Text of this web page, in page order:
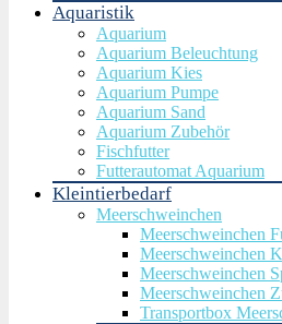
Aquaristik
Aquarium
Aquarium Beleuchtung
Aquarium Kies
Aquarium Pumpe
Aquarium Sand
Aquarium Zubehör
Fischfutter
Futterautomat Aquarium
Kleintierbedarf
Meerschweinchen
Meerschweinchen
Meerschweinchen
Meerschweinchen
Meerschweinchen
Transportbox